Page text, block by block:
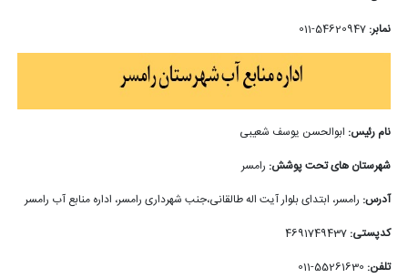
نمابر:54620947-011
نام رئیس: ابوالحسن یوسف شعیبی
شهرستان های تحت پوشش: رامسر
آدرس: رامسر، ابتدای بلوار آیت اله طالقانی،جنب شهرداری رامسر، اداره منابع آب رامسر
کدپستی: 4691749437
تلفن: 55261630-011